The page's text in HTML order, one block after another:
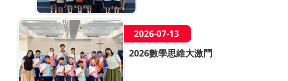
2026-07-13
2026數學思維大激鬥